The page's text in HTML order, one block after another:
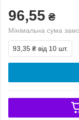
96,55 ₴
Мінімальна сума
93,35 ₴ від 10 шт.